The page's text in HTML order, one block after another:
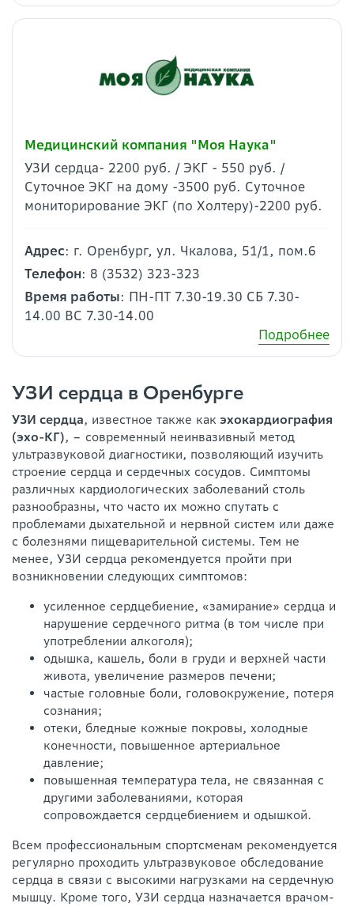
Медицинский компания "Моя Наука"
УЗИ сердца- 2200 руб. / ЭКГ - 550 руб. /
Суточное ЭКГ на дому -3500 руб. Суточное
мониторирование ЭКГ (по Холтеру)-2200 руб.
Адрес: г. Оренбург, ул. Чкалова, 51/1, пом.6
Телефон: 8 (3532) 323-323
Время работы: ПН-ПТ 7.30-19.30 СБ 7.30-
14.00 ВС 7.30-14.00
Подробнее
УЗИ сердца в Оренбурге
УЗИ сердца, известное также как эхокардиография
(эхо-КГ), – современный неинвазивный метод
ультразвуковой диагностики, позволяющий изучить
строение сердца и сердечных сосудов. Симптомы
различных кардиологических заболеваний столь
разнообразны, что часто их можно спутать с
проблемами дыхательной и нервной систем или даже
с болезнями пищеварительной системы. Тем не
менее, УЗИ сердца рекомендуется пройти при
возникновении следующих симптомов:
усиленное сердцебиение, «замирание» сердца и
нарушение сердечного ритма (в том числе при
употреблении алкоголя);
одышка, кашель, боли в груди и верхней части
живота, увеличение размеров печени;
частые головные боли, головокружение, потеря
сознания;
отеки, бледные кожные покровы, холодные
конечности, повышенное артериальное
давление;
повышенная температура тела, не связанная с
другими заболеваниями, которая
сопровождается сердцебиением и одышкой.
Всем профессиональным спортсменам рекомендуется
регулярно проходить ультразвуковое обследование
сердца в связи с высокими нагрузками на сердечную
мышцу. Кроме того, УЗИ сердца назначается врачом-